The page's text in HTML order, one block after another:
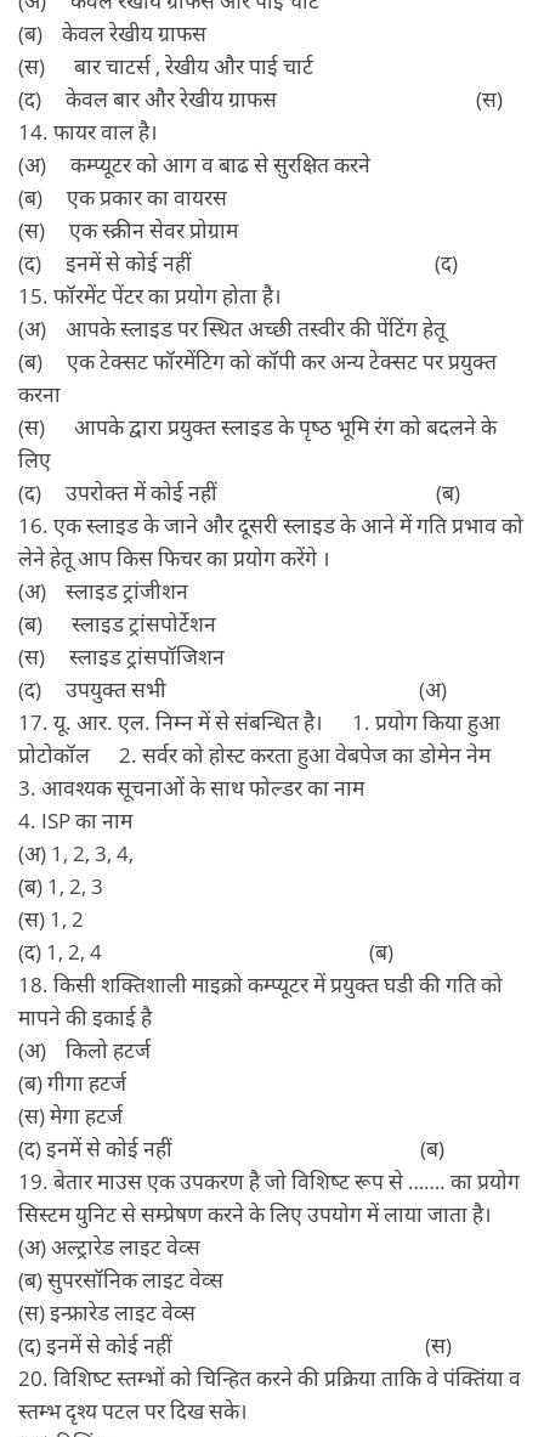
(ब) केवल रेखीय ग्राफस
(स) बार चाटर्स , रेखीय और पाई चार्ट
(द) केवल बार और रेखीय ग्राफस (स)
14. फायर वाल है।
(अ) कम्‍प्‍यूटर को आग व बाढ से सुरक्षित करने
(ब) एक प्रकार का वायरस
(स) एक स्‍क्रीन सेवर प्रोग्राम
(द) इनमें से कोई नहीं (द)
15. फॉरमेंट पेंटर का प्रयोग होता है।
(अ) आपके स्‍लाइड पर स्थित अच्‍छी तस्‍वीर की पेंटिंग हेतू
(ब) एक टेक्‍सट फॉरमेंटिग को कॉपी कर अन्‍य टेक्‍सट पर प्रयुक्‍त
करना
(स) आपके द्वारा प्रयुक्‍त स्‍लाइड के पृष्‍ठ भूमि रंग को बदलने के
लिए
(द) उपरोक्‍त में कोई नहीं (ब)
16. एक स्‍लाइड के जाने और दूसरी स्‍लाइड के आने में गति प्रभाव को
लेने हेतू आप किस फिचर का प्रयोग करेंगे ।
(अ) स्‍लाइड ट्रांजीशन
(ब) स्‍लाइड ट्रांसपोर्टेशन
(स) स्‍लाइड ट्रांसपॉजिशन
(द) उपयुक्‍त सभी (अ)
17. यू. आर. एल. निम्‍न में से संबन्धित है। 1. प्रयोग किया हुआ
प्रोटोकॉल 2. सर्वर को होस्‍ट करता हुआ वेबपेज का डोमेन नेम
3. आवश्‍यक सूचनाओं के साथ फोल्‍डर का नाम
4. ISP का नाम
(अ) 1, 2, 3, 4,
(ब) 1, 2, 3
(स) 1, 2
(द) 1, 2, 4 (ब)
18. किसी शक्तिशाली माइक्रो कम्‍प्‍यूटर में प्रयुक्‍त घडी की गति को
मापने की इकाई है
(अ) किलो हटर्ज
(ब) गीगा हटर्ज
(स) मेगा हटर्ज
(द) इनमें से कोई नहीं (ब)
19. बेतार माउस एक उपकरण है जो विशिष्‍ट रूप से ……. का प्रयोग
सिस्‍टम युनिट से सम्‍प्रेषण करने के लिए उपयोग में लाया जाता है।
(अ) अल्‍ट्रारेड लाइट वेव्‍स
(ब) सुपरसॉनिक लाइट वेव्‍स
(स) इन्‍फ्रारेड लाइट वेव्‍स
(द) इनमें से कोई नहीं (स)
20. विशिष्‍ट स्‍तम्‍भों को चिन्हित करने की प्रक्रिया ताकि वे पंक्तिंया व
स्‍तम्‍भ दृश्‍य पटल पर दिख सके।